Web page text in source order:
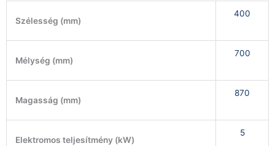
Szélesség (mm)
400
Mélység (mm)
700
Magasság (mm)
870
Elektromos teljesítmény (kW)
5